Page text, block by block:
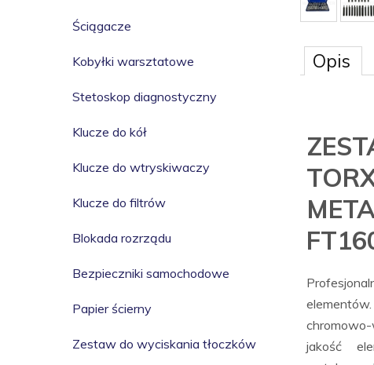
Ściągacze
Kobyłki warsztatowe
Stetoskop diagnostyczny
Klucze do kół
Klucze do wtryskiwaczy
Klucze do filtrów
Blokada rozrządu
Bezpieczniki samochodowe
Papier ścierny
Zestaw do wyciskania tłoczków
Opis
jakość